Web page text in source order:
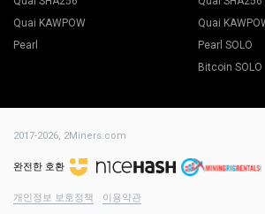
Quai KAWPOW
Pearl
Quai
Pearl SOLO
Bitcoin SOLO
2017-2026, 2Miners.com
완전한 호환
개인정보 보호정책 이용약관